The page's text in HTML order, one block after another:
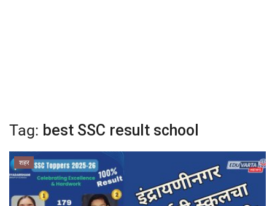
मनोरंजन
गॅलरी
Language
Tag: best SSC result school
शहर